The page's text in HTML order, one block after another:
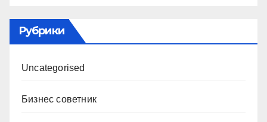
Рубрики
Uncategorised
Бизнес советник